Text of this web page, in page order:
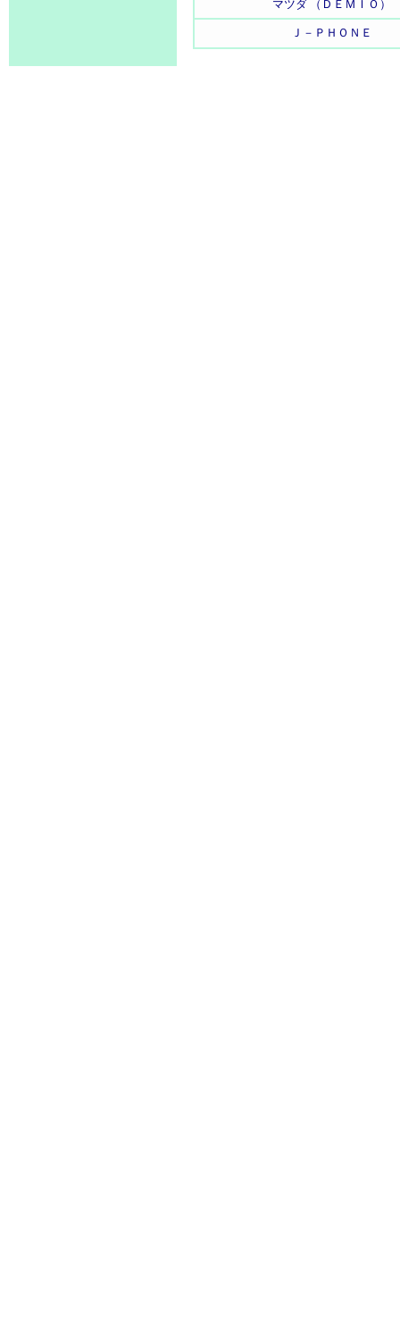
マツダ （ＤＥＭＩＯ）
Ｊ－ＰＨＯＮＥ